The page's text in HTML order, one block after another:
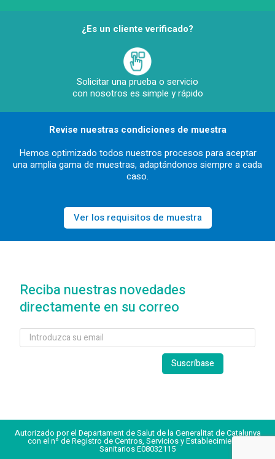
¿Es un cliente verificado?
Solicitar una prueba o servicio
con nosotros es simple y rápido
Revise nuestras condiciones de muestra
Hemos optimizado todos nuestros procesos para aceptar
una amplia gama de muestras, adaptándonos siempre a cada
caso.
Ver los requisitos de muestra
Reciba nuestras novedades
directamente en su correo
Autorizado por el Departament de Salut de la Generalitat de Catalunya
con el nº de Registro de Centros, Servicios y Establecimientos
Sanitarios E08032115